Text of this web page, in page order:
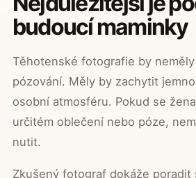
budoucí maminky
Těhotenské fotografie by
pózování. Měly by zachytit
osobní atmosféru. Pokud se
určitém oblečení nebo póze,
nutit.
Zkušený fotograf dokáže poradit